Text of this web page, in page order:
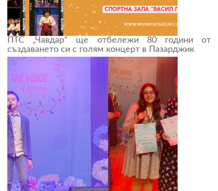
ПТС „Чавдар“ ще отбележи 80 години от
създаването си с голям концерт в Пазарджик